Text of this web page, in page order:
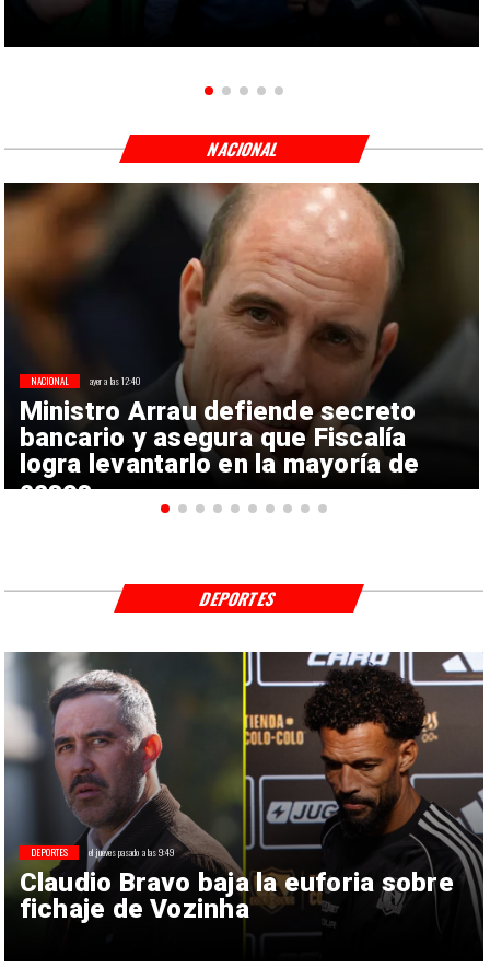
Ministro Arrau defiende secreto
bancario y asegura que Fiscalía
logra levantarlo en la mayoría de
casos
NACIONAL ayer a las 12:40
NACIONAL
Claudio Bravo baja la euforia sobre
fichaje de Vozinha
DEPORTES el jueves pasado a las 9:49
DEPORTES